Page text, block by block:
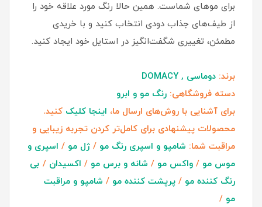
برای موهای شماست. همین حالا رنگ مورد علاقه خود را
از طیف‌های جذاب دودی انتخاب کنید و با خریدی
مطمئن، تغییری شگفت‌انگیز در استایل خود ایجاد کنید.
برند: دوماسی , DOMACY
دسته فروشگاهی: رنگ مو و ابرو
برای آشنایی با روش‌های ارسال ما، اینجا کلیک کنید.
محصولات پیشنهادی برای کامل‌تر کردن تجربه زیبایی و
مراقبت شما: شامپو و اسپری رنگ مو / ژل مو / اسپری و
موس مو / واکس مو / شانه و برس مو / اکسیدان / بی
رنگ کننده مو / پرپشت کننده مو / شامپو و مراقبت
مو /